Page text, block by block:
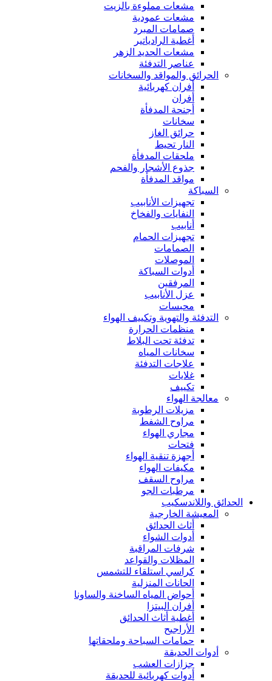
مشعات مملوءة بالزيت
مشعات عمودية
صمامات المبرد
أغطية الرادياتير
مشعات الحديد الزهر
عناصر التدفئة
الحرائق والمواقد والسخانات
أفران كهربائية
أفران
أجنحة المدفأة
سخانات
حرائق الغاز
النار تحيط
ملحقات المدفأة
جذوع الأشجار والفحم
مواقد المدفأة
السباكة
تجهيزات الأنابيب
النفايات والفخاخ
أنابيب
تجهيزات الحمام
الصمامات
الموصلات
أدوات السباكة
المرفقين
عزل الأنابيب
محبسات
التدفئة والتهوية وتكييف الهواء
منظمات الحرارة
تدفئة تحت البلاط
سخانات المياه
علاجات التدفئة
غلايات
تكييف
معالجة الهواء
مزيلات الرطوبة
مراوح الشفط
مجاري الهواء
فتحات
أجهزة تنقية الهواء
مكيفات الهواء
مراوح السقف
مرطبات الجو
الحدائق واللاندسكيب
المعيشة الخارجية
أثاث الحدائق
أدوات الشواء
شرفات المراقبة
المظلات والقواعد
كراسي استلقاء للتشمس
الحانات المنزلية
أحواض المياه الساخنة والساونا
أفران البيتزا
أغطية أثاث الحدائق
الأراجيح
حمامات السباحة وملحقاتها
أدوات الحديقة
جزازات العشب
أدوات كهربائية للحديقة